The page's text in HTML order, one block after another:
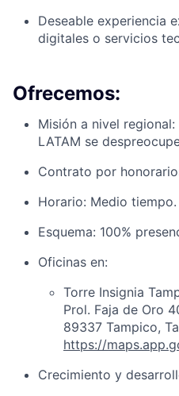
Deseable experiencia
digitales o servicios
Ofrecemos:
Misión a nivel
LATAM se
Contrato por
Horario: Medio tiempo.
Esquema: 100%
Oficinas en:
Torre Insignia
Prol. Faja de Oro
89337 Tampico,
https://
Crecimiento y